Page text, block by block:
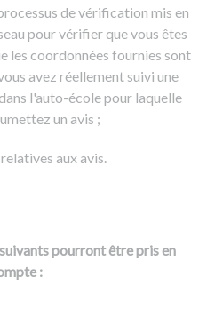
de vérification mis en
pour vérifier que vous êtes
les coordonnées fournies sont
avez réellement suivi une
l'auto-école pour laquelle
un avis ;
relatives aux avis.
pourront être pris en
: